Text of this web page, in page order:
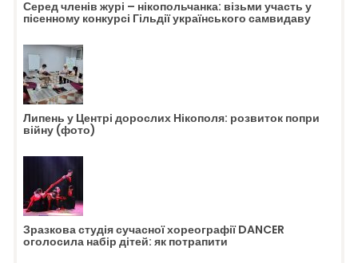
Серед членів журі – нікопольчанка: візьми участь у
пісенному конкурсі Гільдії українського самвидаву
Липень у Центрі дорослих Нікополя: розвиток попри
війну (фото)
Зразкова студія сучасної хореографії DANCER
оголосила набір дітей: як потрапити